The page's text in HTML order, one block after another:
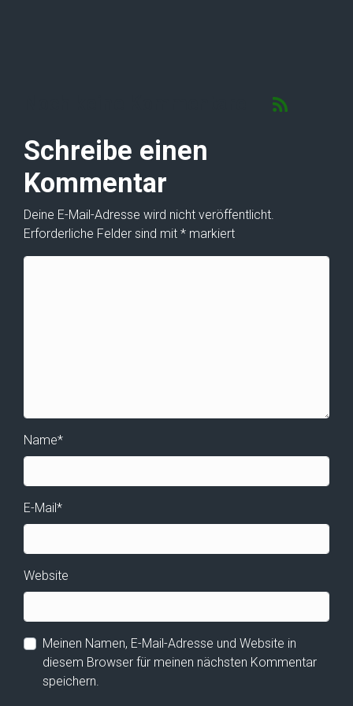
Schreibe einen
Kommentar
Deine E-Mail-Adresse wird nicht veröffentlicht.
Erforderliche Felder sind mit * markiert
Name*
E-Mail*
Website
Meinen Namen, E-Mail-Adresse und Website in
diesem Browser für meinen nächsten Kommentar
speichern.